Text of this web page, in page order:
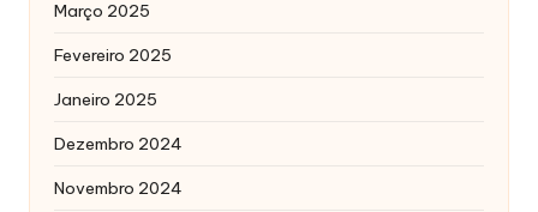
Março 2025
Fevereiro 2025
Janeiro 2025
Dezembro 2024
Novembro 2024